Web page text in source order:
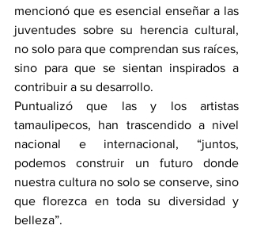
mencionó que es esencial enseñar a las
juventudes sobre su herencia cultural,
no solo para que comprendan sus raíces,
sino para que se sientan inspirados a
contribuir a su desarrollo.
Puntualizó que las y los artistas
tamaulipecos, han trascendido a nivel
nacional e internacional, “juntos,
podemos construir un futuro donde
nuestra cultura no solo se conserve, sino
que florezca en toda su diversidad y
belleza”.